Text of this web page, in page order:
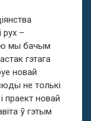
рух –
мы бачым
гэтага
новай
не толькі
праект новай
ў гэтым